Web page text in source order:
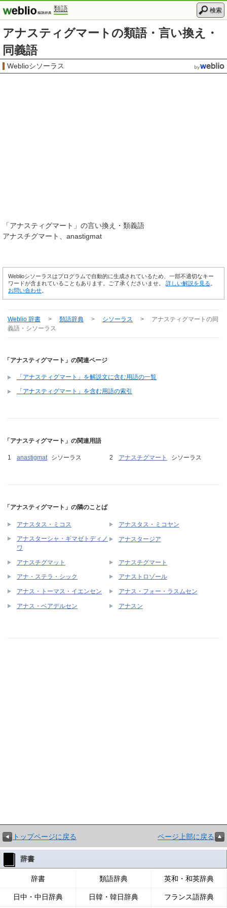
類語 検索
アナスティグマートの類語・言い換え・
同義語
Weblioシソーラス
「アナスティグマート 」の言い換え・類義語
アナスチグマート
anastigmat
Weblioシソーラスはプログラムで自動的に生成されているため、一部不適切なキー
ワードが含まれていることもあります。ご了承くださいませ。 詳しい解説を見る
お問い合わせ
Weblio 辞書 > 類語辞典 > シソーラス > アナスティグマート の同
義語・シソーラス
「アナスティグマート」の関連ページ
「アナスティグマート」を解説文に含む用語の一覧
「アナスティグマート」を含む用語の索引
「アナスティグマート」の関連用語
anastigmat シソーラス アナスチグマート シソーラス
「アナスティグマート」の隣のことば
アナスタス・ミコス
アナスタス・ミコヤン
アナスターシャ・ギマゼトディノ
ワ
アナスタージア
アナスチグマット アナスチグマート
アナ・ステラ・シック アナストロゾール
アナス・トーマス・イエンセン アナス・フォー・ラスムセン
アナス・ベアデルセン アナスン
トップページに戻る ページ上部に戻る
辞書
辞書 類語辞典 英和・和英辞典
日中・中日辞典 日韓・韓日辞典 フランス語辞典